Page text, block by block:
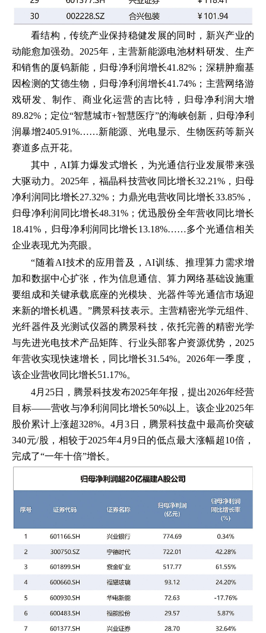
看结构，传统产业保持稳健发展的同时，新兴产业的
动能愈加强劲。2025年，主营新能源电池材料研发、生产
和销售的厦钨新能，归母净利润增长41.82%；深耕肿瘤基
因检测的艾德生物，归母净利润增长41.74%；主营网络游
戏研发、制作、商业化运营的吉比特，归母净利润大增
89.82%；定位“智慧城市+智慧医疗”的海峡创新，归母净利
润暴增2405.91%……新能源、光电显示、生物医药等新兴
赛道多点开花。
其中，AI算力爆发式增长，为光通信行业发展带来强
大驱动力。2025年，福晶科技营收同比增长32.21%，归母
净利润同比增长27.32%；力鼎光电营收同比增长33.85%，
归母净利润同比增长48.31%；优迅股份全年营收同比增长
18.41%，归母净利润同比增长13.18%……多个光通信相关
企业表现尤为亮眼。
“随着AI技术的应用普及，AI训练、推理算力需求增
加和数据中心扩张，作为信息通信、算力网络基础设施重
要组成和关键承载底座的光模块、光器件等光通信市场迎
来新的增长机遇。”腾景科技表示。主营精密光学元组件、
光纤器件及光测试仪器的腾景科技，依托完善的精密光学
与先进光电技术产品矩阵、行业头部客户资源优势，2025
年营收实现快速增长，同比增长31.54%。2026年一季度，
该企业营收同比增长51.17%。
4月25日，腾景科技发布2025年年报，提出2026年经营
目标——营收与净利润同比增长50%以上。该企业2025年
股价累计上涨超328%。4月3日，腾景科技盘中最高价突破
340元/股，相较于2025年4月9日的低点最大涨幅超10倍，
完成了“一年十倍”增长。